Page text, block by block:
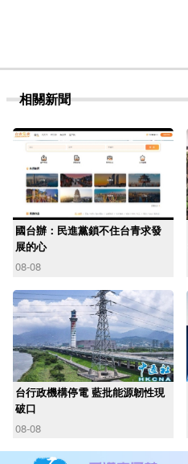
相關新聞
國台辦：民進黨鎖不住台青求發
展的心
08-08
台行政機構停電 藍批能源韌性現
破口
08-08